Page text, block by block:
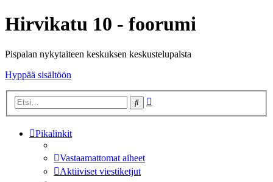
Hirvikatu 10 - foorumi
Pispalan nykytaiteen keskuksen keskustelupalsta
Hyppää sisältöön
Etsi
Pikalinkit
Vastaamattomat aiheet
Aktiiviset viestiketjut